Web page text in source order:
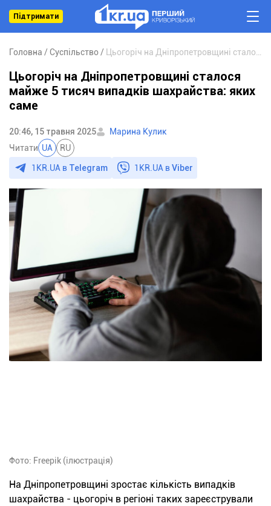
Підтримати
Головна Суспільство
Цьогоріч на Дніпропетровщині сталося
майже 5 тисяч випадків шахрайства: яких
саме
20:46, 15 травня 2025
Марина Кулик
Читати UA RU
1KR.UA в Telegram 1KR.UA вViber
Фото: Freepik (ілюстрація)
На Дніпропетровщині зростає кількість випадків
шахрайства - цьогоріч в регіоні таких зареєстрували